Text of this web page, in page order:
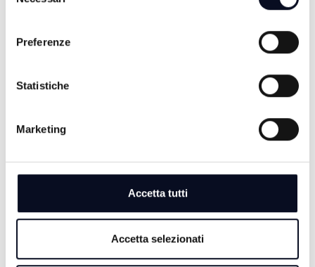
Preferenze
Statistiche
Marketing
Accetta tutti
Accetta selezionati
FISCHIO FINALE - 29/03/2026
FISCHIO FINALE - 22/03/2026
1 Pagina 1
2Pagina 2
3Pagina 3
4Pagina 4
5Pagina 5Ultima pagina